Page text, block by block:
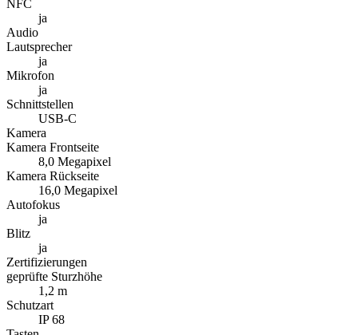
Zertifizierungen
geprüfte Sturzhöhe
1,2 m
Schutzart
IP 68
Power-Button
ja
Scanner-Button
ja
Lautstärketasten
ja
Programmierbare Tasten
Sensoren
Accelerometer (G-Sensor)
ja
Gyrometer (Kreiselsensor)
ja
Light Sensor (Lichtsensor)